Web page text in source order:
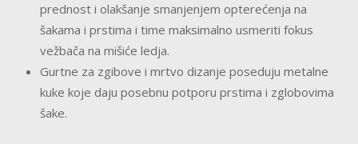
prednost i olakšanje smanjenjem opterećenja na
šakama i prstima i time maksimalno usmeriti fokus
vežbača na mišiće ledja.
Gurtne za zgibove i mrtvo dizanje poseduju metalne
kuke koje daju posebnu potporu prstima i zglobovima
šake.